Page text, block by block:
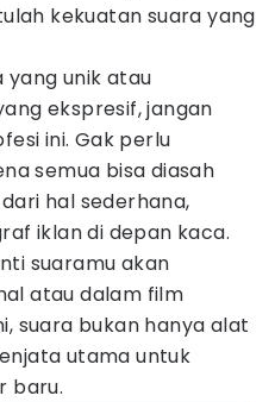
kekuatan suara yang
yang unik atau
ekspresif, jangan
ini. Gak perlu
semua bisa diasah
hal sederhana,
iklan di depan kaca.
suaramu akan
atau dalam film
suara bukan hanya alat
utama untuk
baru.